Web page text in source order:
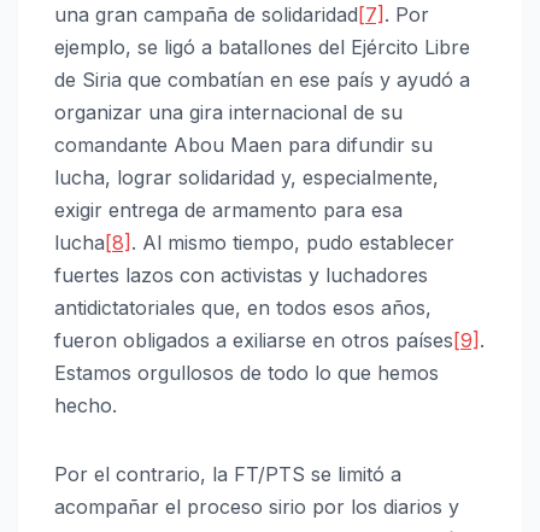
una gran campaña de solidaridad[7] . Por
ejemplo, se ligó a batallones del Ejército Libre
de Siria que combatían en ese país y ayudó a
organizar una gira internacional de su
comandante Abou Maen para difundir su
lucha, lograr solidaridad y, especialmente,
exigir entrega de armamento para esa
lucha[8] . Al mismo tiempo, pudo establecer
fuertes lazos con activistas y luchadores
antidictatoriales que, en todos esos años,
fueron obligados a exiliarse en otros países[9] .
Estamos orgullosos de todo lo que hemos
hecho.
Por el contrario, la FT/PTS se limitó a
acompañar el proceso sirio por los diarios y